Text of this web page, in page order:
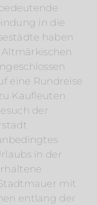
in die
haben
eine Rundreise
Kaufleuten
der
in der
mit
entlang der